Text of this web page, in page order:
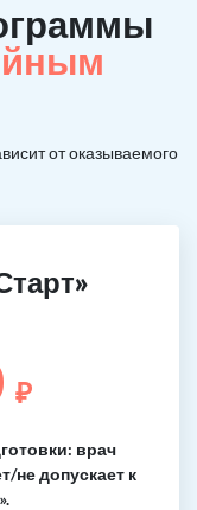
от оказываемого
₽
врач
не допускает к